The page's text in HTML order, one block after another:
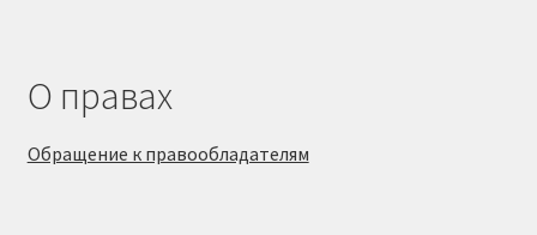
О правах
Обращение к правообладателям